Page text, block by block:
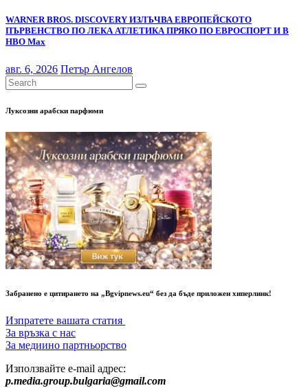
WARNER BROS. DISCOVERY ИЗЛЪЧВА ЕВРОПЕЙСКОТО
ПЪРВЕНСТВО ПО ЛЕКА АТЛЕТИКА ПРЯКО ПО ЕВРОСПОРТ И В
НВО Мах
авг. 6, 2026 Петър Ангелов
Луксозни арабски парфюми
Забранено е цитирането на „Bgvipnews.eu“ без да бъде приложен хиперлинк!
Изпратете вашата статия
За връзка с нас
За медиино партньорство
Използвайте e-mail адрес:
p.media.group.bulgaria@gmail.com